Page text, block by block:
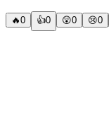
🔥0 👍0 😲0 😢0